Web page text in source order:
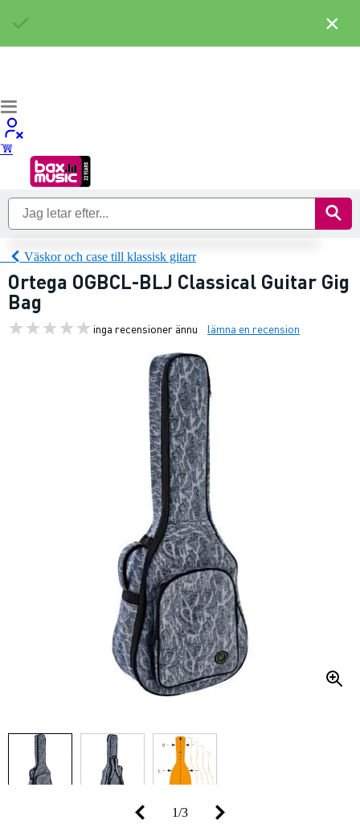
Väskor och case till klassisk gitarr
Ortega OGBCL-BLJ Classical Guitar Gig
Bag
inga recensioner ännu lämna en recension
1/3
×